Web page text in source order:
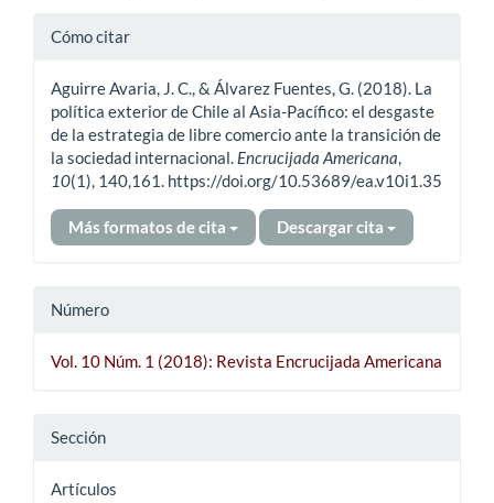
Detalles
artículo
Cómo citar
Aguirre Avaria, J. C., & Álvarez Fuentes, G. (2018). La
política exterior de Chile al Asia-Pacífico: el desgaste
de la estrategia de libre comercio ante la transición de
la sociedad internacional. Encrucijada Americana,
10(1), 140,161. https://doi.org/10.53689/ea.v10i1.35
Más formatos de cita Descargar cita
Número
Vol. 10 Núm. 1 (2018): Revista Encrucijada Americana
Sección
Artículos